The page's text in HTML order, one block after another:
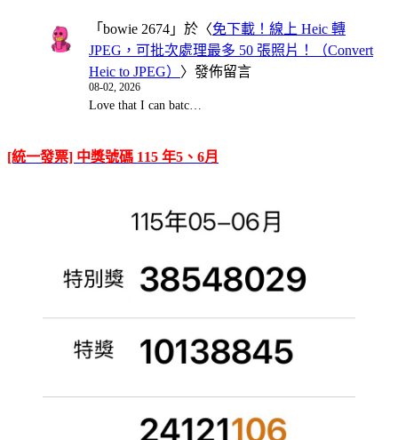
「 bowie 2674 」於〈免下載！線上 Heic 轉
JPEG，可批次處理最多 50 張照片！（Convert
Heic to JPEG） 〉發佈留言
08-02, 2026
Love that I can batc…
[統一發票] 中獎號碼 115 年5、6月